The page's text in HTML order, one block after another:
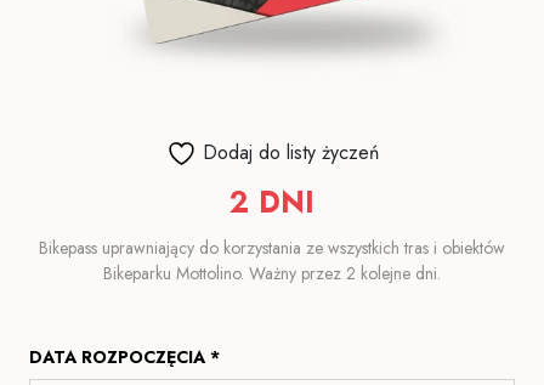
Dodaj do listy życzeń
2 DNI
Bikepass uprawniający do korzystania ze wszystkich tras i obiektów
Bikeparku Mottolino. Ważny przez 2 kolejne dni.
DATA ROZPOCZĘCIA *